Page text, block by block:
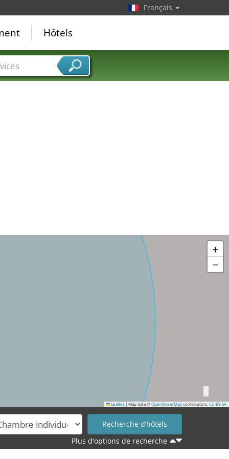
+
−
Leaflet | Map data © OpenStreetMap contributors, CC-BY-SA
Plus d'options de recherche
Français
Hôtels